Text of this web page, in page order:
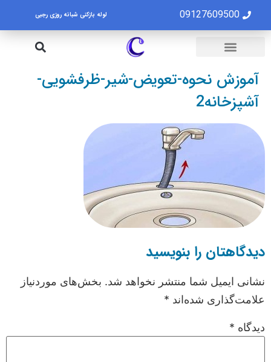
09127609500 لوله بازکنی شبانه روزی رجبی
آموزش نحوه-تعویض-شیر-ظرفشویی-
آشپزخانه2
دیدگاهتان را بنویسید
نشانی ایمیل شما منتشر نخواهد شد. بخش‌های موردنیاز
علامت‌گذاری شده‌اند *
دیدگاه *